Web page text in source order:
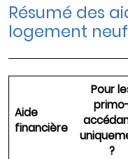
Résumé des
logement neuf
Aide
financière
Pour
?